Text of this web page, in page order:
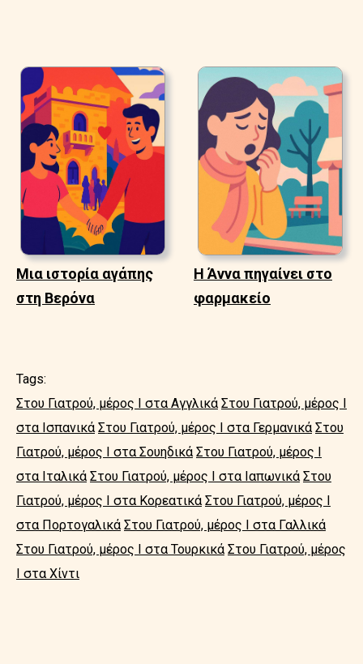
Μια ιστορία αγάπης
στη Βερόνα
Η Άννα πηγαίνει στο
φαρμακείο
Tags:
Στου Γιατρού, μέρος Ι στα Αγγλικά Στου Γιατρού, μέρος Ι
στα Ισπανικά Στου Γιατρού, μέρος Ι στα Γερμανικά Στου
Γιατρού, μέρος Ι στα Σουηδικά Στου Γιατρού, μέρος Ι
στα Ιταλικά Στου Γιατρού, μέρος Ι στα Ιαπωνικά Στου
Γιατρού, μέρος Ι στα Κορεατικά Στου Γιατρού, μέρος Ι
στα Πορτογαλικά Στου Γιατρού, μέρος Ι στα Γαλλικά
Στου Γιατρού, μέρος Ι στα Τουρκικά Στου Γιατρού, μέρος
Ι στα Χίντι